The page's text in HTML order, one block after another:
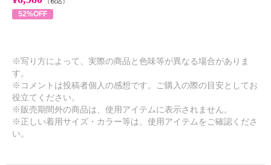
52%OFF
※写り方によって、実際の商品と色味等が異なる場合がありま
す。
※コメントは投稿者個人の感想です。ご購入の際の目安としてお
役立てください。
※販売期間外の商品は、使用アイテムに表示されません。
※正しい着用サイズ・カラー等は、使用アイテムをご確認くださ
い。